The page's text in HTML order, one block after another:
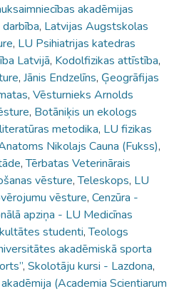
akadēmijas
, Latvijas Augstskolas
, LU Psihiatrijas katedras
Latvijā, Kodolfizikas attīstība,
, Jānis Endzelīns, Ģeogrāfijas
, Vēsturnieks Arnolds
, Botāniķis un ekologs
metodika, LU fizikas
Nikolajs Cauna (Fukss),
,Tērbatas Veterinārais
vēsture,Teleskops, LU
vēsture, Cenzūra -
apziņa - LU Medicīnas
studenti,Teologs
akadēmiskā sporta
, Skolotāju kursi - Lazdona,
(Academia Scientiarum